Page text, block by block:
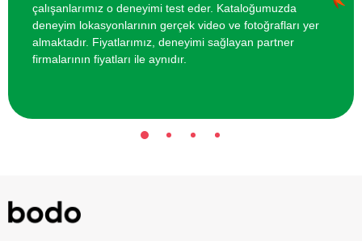
İki Kişi için Airsoft Poligonunda Atış
Deneyimi
çalışanlarımız o deneyimi test eder. Kataloğumuzda
deneyim lokasyonlarının gerçek video ve fotoğrafları yer
almaktadır. Fiyatlarımız, deneyimi sağlayan partner
firmalarının fiyatları ile aynıdır.